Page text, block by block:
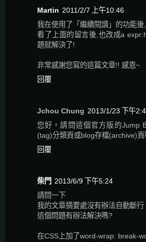
Martin 2011/2/7 上午10:46
我在使用了「繼續閱讀」的功能
看了上面的留言後,也改成a
題就解決了!
非常感謝您寫的這篇文章!! 感恩~
回覆
Jchou Chung 2013/1/23 下午
您好，請問這個官方版的Jump
(tag)分類頁或blog存檔(archive)頁
回覆
柴門 2013/6/9 下午5:24
請問一下
我的文章摘要處沒有辦法自動斷行
這個問題有辦法解決嗎?
在CSS上加了word-wrap: break-